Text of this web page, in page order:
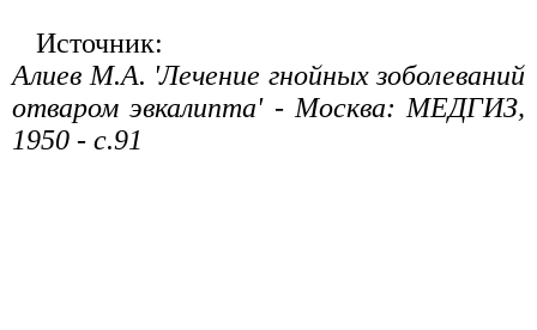
Источник:
Алиев М.А. 'Лечение гнойных зоболеваний
отваром эвкалипта' - Москва: МЕДГИЗ,
1950 - с.91